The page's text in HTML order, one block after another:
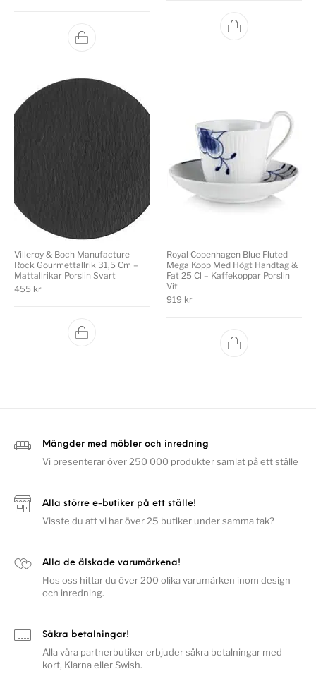
Villeroy & Boch Manufacture
Rock Gourmettallrik 31,5 Cm –
Mattallrikar Porslin Svart
455 kr
Royal Copenhagen Blue Fluted
Mega Kopp Med Högt Handtag &
Fat 25 Cl – Kaffekoppar Porslin
Vit
919 kr
Mängder med möbler och inredning
Vi presenterar över 250 000 produkter samlat på ett ställe
Alla större e-butiker på ett ställe!
Visste du att vi har över 25 butiker under samma tak?
Alla de älskade varumärkena!
Hos oss hittar du över 200 olika varumärken inom design
och inredning.
Säkra betalningar!
Alla våra partnerbutiker erbjuder säkra betalningar med
kort, Klarna eller Swish.